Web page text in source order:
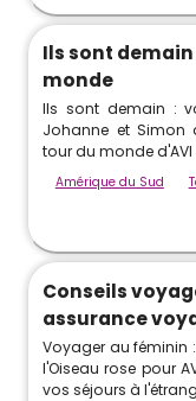
Ils sont
monde
Ils sont demain :
Johanne et Simon
tour du monde
Amérique du Sud
Conseils
assurance
Voyager au féminin
l'Oiseau rose pour
vos séjours à